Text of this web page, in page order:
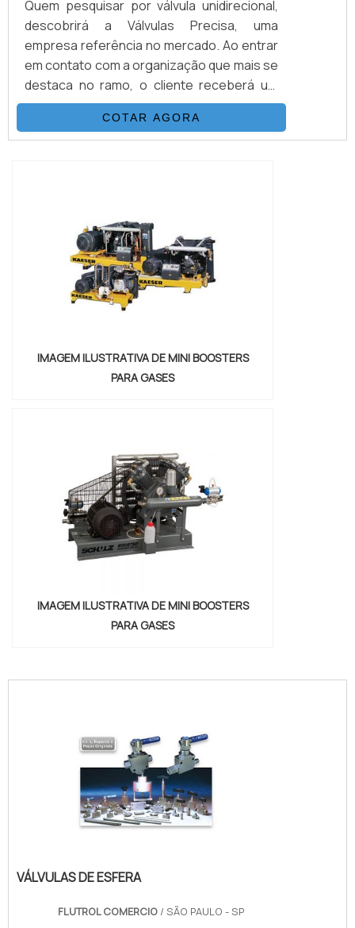
Quem pesquisar por válvula unidirecional,
descobrirá a Válvulas Precisa, uma
empresa referência no mercado. Ao entrar
em contato com a organização que mais se
destaca no ramo, o cliente receberá um
suporte completo para sanar eventuais
dúvidas sobre o produto a ser
adquirido.Quando o interesse é por válvula
diversas opções d...
COTAR AGORA
IMAGEM ILUSTRATIVA DE MINI BOOSTERS
PARA GASES
IMAGEM ILUSTRATIVA DE MINI BOOSTERS
PARA GASES
VÁLVULAS DE ESFERA
FLUTROL COMERCIO / SÃO PAULO - SP